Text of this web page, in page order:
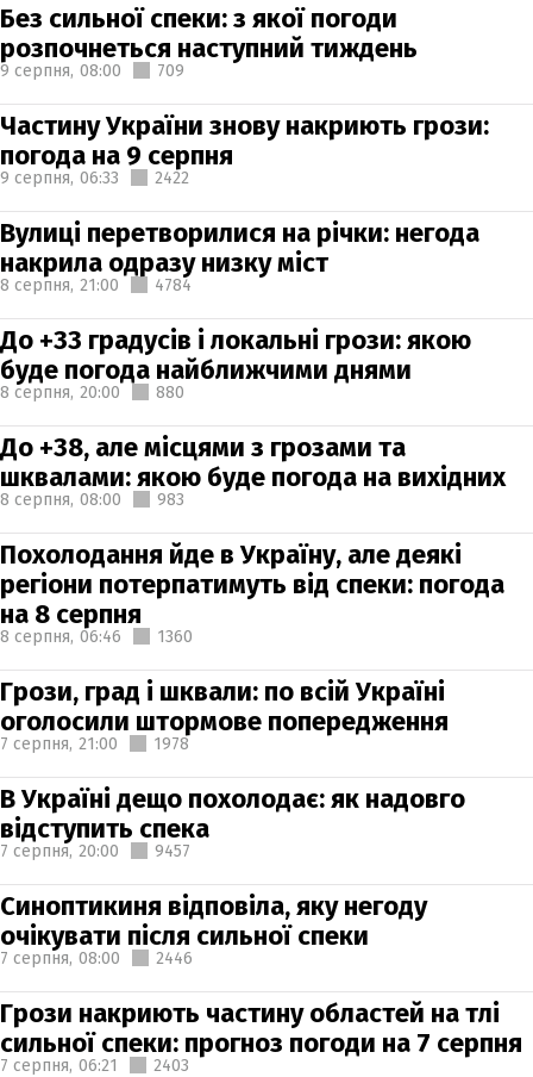
Без сильної спеки: з якої погоди
розпочнеться наступний тиждень
9 серпня, 08:00 709
Частину України знову накриють грози:
погода на 9 серпня
9 серпня, 06:33 2422
Вулиці перетворилися на річки: негода
накрила одразу низку міст
8 серпня, 21:00 4784
До +33 градусів і локальні грози: якою
буде погода найближчими днями
8 серпня, 20:00 880
До +38, але місцями з грозами та
шквалами: якою буде погода на вихідних
8 серпня, 08:00 983
Похолодання йде в Україну, але деякі
регіони потерпатимуть від спеки: погода
на 8 серпня
8 серпня, 06:46 1360
Грози, град і шквали: по всій Україні
оголосили штормове попередження
7 серпня, 21:00 1978
В Україні дещо похолодає: як надовго
відступить спека
7 серпня, 20:00 9457
Синоптикиня відповіла, яку негоду
очікувати після сильної спеки
7 серпня, 08:00 2446
Грози накриють частину областей на тлі
сильної спеки: прогноз погоди на 7 серпня
7 серпня, 06:21 2403